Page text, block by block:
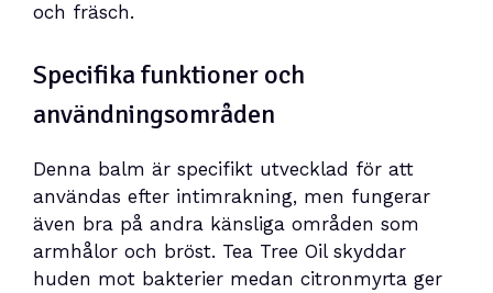
och fräsch.
Specifika funktioner och
användningsområden
Denna balm är specifikt utvecklad för att
användas efter intimrakning, men fungerar
även bra på andra känsliga områden som
armhålor och bröst. Tea Tree Oil skyddar
huden mot bakterier medan citronmyrta ger